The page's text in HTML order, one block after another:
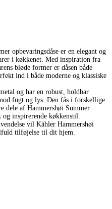
opbevaringsdåse er en elegant og
i køkkenet. Med inspiration fra
bløde former er dåsen både
ind i både moderne og klassiske
og har en robust, holdbar
fugt og lys. Den fås i forskellige
dele af Hammershøi Summer
inspirerende køkkenstil.
vil Kähler Hammershøi
tilføjelse til dit hjem.